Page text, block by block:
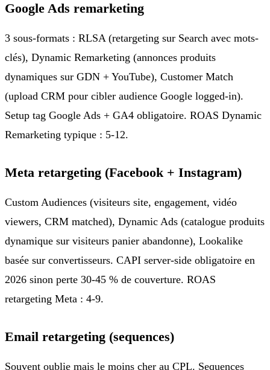
Google Ads remarketing
3 sous-formats : RLSA (retargeting sur Search avec mots-
clés), Dynamic Remarketing (annonces produits
dynamiques sur GDN + YouTube), Customer Match
(upload CRM pour cibler audience Google logged-in).
Setup tag Google Ads + GA4 obligatoire. ROAS Dynamic
Remarketing typique : 5-12.
Meta retargeting (Facebook + Instagram)
Custom Audiences (visiteurs site, engagement, vidéo
viewers, CRM matched), Dynamic Ads (catalogue produits
dynamique sur visiteurs panier abandonne), Lookalike
basée sur convertisseurs. CAPI server-side obligatoire en
2026 sinon perte 30-45 % de couverture. ROAS
retargeting Meta : 4-9.
Email retargeting (sequences)
Souvent oublie mais le moins cher au CPL. Sequences